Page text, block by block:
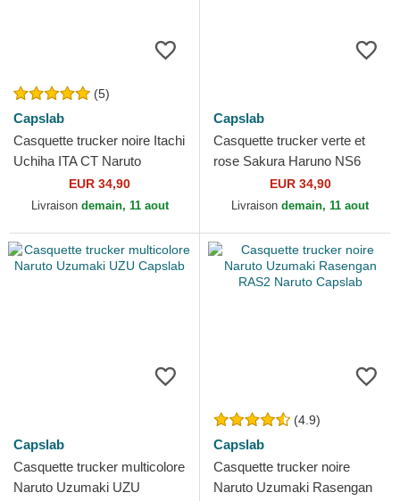
(5)
Capslab
Casquette trucker noire Itachi
Uchiha ITA CT Naruto
EUR 34,90
Livraison demain, 11 aout
Capslab
Casquette trucker verte et
rose Sakura Haruno NS6
SAKB Naruto Capslab
EUR 34,90
Livraison demain, 11 aout
Capslab
Casquette trucker multicolore
Naruto Uzumaki UZU
(4.9)
Capslab
Casquette trucker noire
Naruto Uzumaki Rasengan